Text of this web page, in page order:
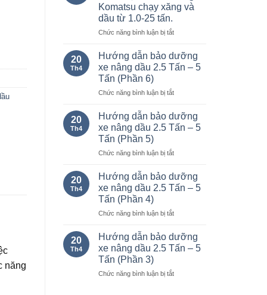
Komatsu chạy xăng và
dầu từ 1.0-25 tấn.
Chức năng bình luận bị tắtở
mức
tiêu
nhiên
của
xe
nâng
chạy
và
dầu
25
20
Th4
Hướng dẫn bảo dưỡng
xe nâng dầu 2.5 Tấn – 5
Tấn (Phần 6)
Chức năng bình luận bị tắtở
dẫn
bảo
dưỡng
nâng
2.5
Tấn
–
Tấn
6)
20
Th4
Hướng dẫn bảo dưỡng
xe nâng dầu 2.5 Tấn – 5
Tấn (Phần 5)
Chức năng bình luận bị tắtở
dẫn
bảo
dưỡng
nâng
2.5
Tấn
–
Tấn
20
Th4
Hướng dẫn bảo dưỡng
xe nâng dầu 2.5 Tấn – 5
Tấn (Phần 4)
Chức năng bình luận bị tắtở
dẫn
bảo
dưỡng
nâng
20
Th4
Hướng dẫn bảo dưỡng
xe nâng dầu 2.5 Tấn – 5
Tấn (Phần 3)
Chức năng bình luận bị tắtở
năng